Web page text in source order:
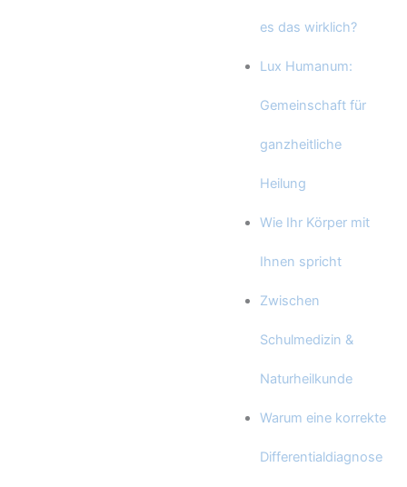
es das wirklich?
Lux Humanum:
Gemeinschaft für
ganzheitliche
Heilung
Wie Ihr Körper mit
Ihnen spricht
Zwischen
Schulmedizin &
Naturheilkunde
Warum eine korrekte
Differentialdiagnose